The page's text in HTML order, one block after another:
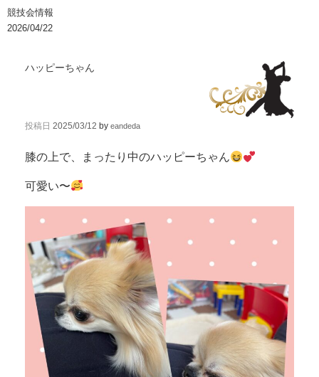
競技会情報
2026/04/22
ハッピーちゃん
投稿日 2025/03/12 by eandeda
膝の上で、まったり中のハッピーちゃん
可愛い〜